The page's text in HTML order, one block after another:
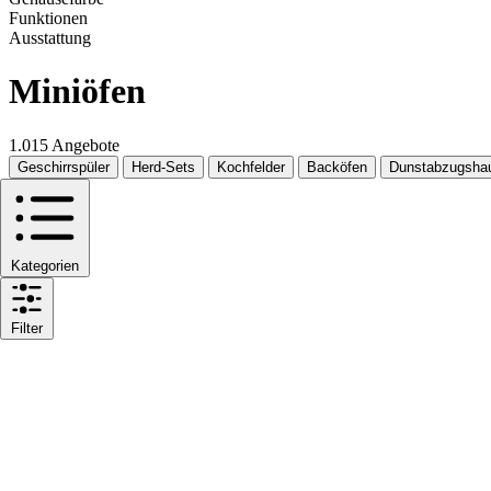
Funktionen
Ausstattung
Miniöfen
1.015 Angebote
Geschirrspüler Herd-Sets Kochfelder Backöfen
Kategorien
Filter